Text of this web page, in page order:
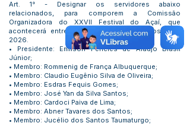
Art. 1° - Designar os servidores abaixo
relacionados, para comporem a Comissão
Organizadora do XXVII Festival do Açaí, que
acontecerá entre os dias 21 a 23 de agosto de
2026.
• Presidente: Emilson Péricles de Araújo Brasil
Júnior;
• Membro: Rommenig de França Albuquerque;
• Membro: Claudio Eugênio Silva de Oliveira;
• Membro: Esdras Fequis Gomes;
• Membro: José Yan da Silva Santos;
• Membro: Cardoci Paiva de Lima;
• Membro: Abner Tavares dos Santos;
• Membro: Jucélio dos Santos Taumaturgo;